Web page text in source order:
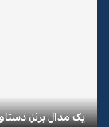
یک مدال برنز،